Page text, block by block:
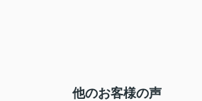
他のお客様の声